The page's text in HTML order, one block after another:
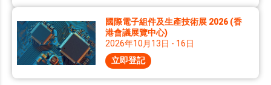
國際電子組件及生產技術展 2026 (香
港會議展覽中心)
2026年10月13日 - 16日
立即登記